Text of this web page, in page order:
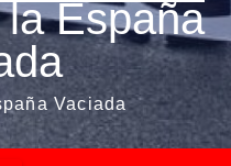
España
Vaciada